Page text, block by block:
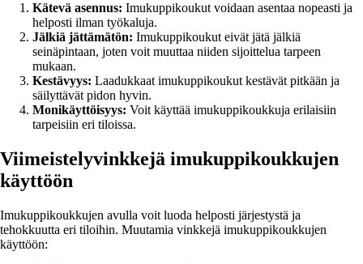
Kätevä asennus: Imukuppikoukut voidaan asentaa nopeasti ja
helposti ilman työkaluja.
Jälkiä jättämätön: Imukuppikoukut eivät jätä jälkiä
seinäpintaan, joten voit muuttaa niiden sijoittelua tarpeen
mukaan.
Kestävyys: Laadukkaat imukuppikoukut kestävät pitkään ja
säilyttävät pidon hyvin.
Monikäyttöisyys: Voit käyttää imukuppikoukkuja erilaisiin
tarpeisiin eri tiloissa.
Viimeistelyvinkkejä imukuppikoukkujen
käyttöön
Imukuppikoukkujen avulla voit luoda helposti järjestystä ja
tehokkuutta eri tiloihin. Muutamia vinkkejä imukuppikoukkujen
käyttöön: